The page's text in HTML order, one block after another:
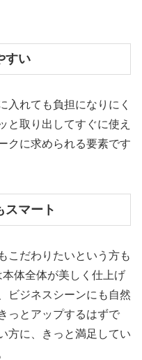
すい
入れても負担になりにく
と取り出してすぐに使え
クに求められる要素です
スマート
こだわりたいという方も
体全体が美しく仕上げ
ビジネスシーンにも自然
っとアップするはずで
方に、きっと満足してい